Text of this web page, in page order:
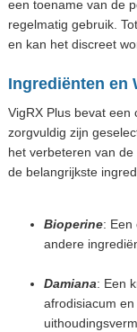
een toename van de
regelmatig gebruik.
en kan het discreet
Ingrediënten en
VigRX Plus bevat
zorgvuldig zijn
het verbeteren van
de belangrijkste
Bioperine: Een
andere
Damiana: Een
afrodisiacum